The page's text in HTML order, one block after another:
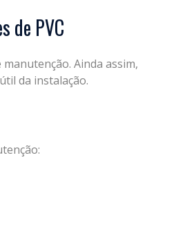
de PVC
Ainda assim,
da instalação.